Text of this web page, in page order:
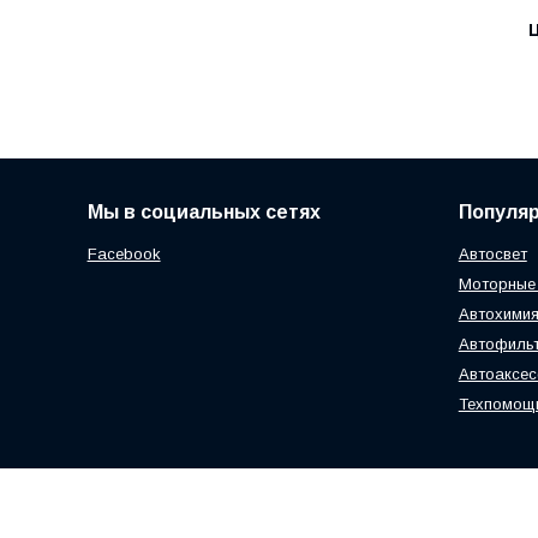
Мы в социальных сетях
Facebook
Автосвет